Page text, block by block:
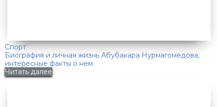
Спорт
Биография и личная жизнь Абубакара Нурмагомедова,
интересные факты о нем
Читать далее